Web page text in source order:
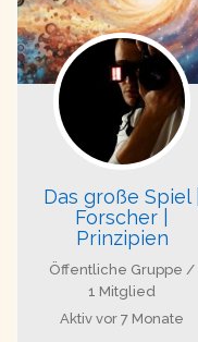
Das große Spiel |
Forscher |
Prinzipien
Öffentliche Gruppe /
1 Mitglied
Aktiv vor 7 Monate